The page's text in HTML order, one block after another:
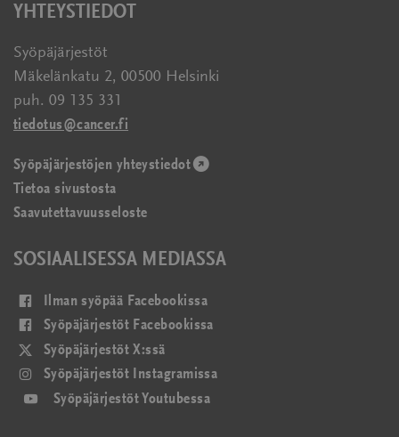
YHTEYSTIEDOT
Syöpäjärjestöt
Mäkelänkatu 2, 00500 Helsinki
puh. 09 135 331
tiedotus@cancer.fi
Syöpäjärjestöjen yhteystiedot(avautuu
Tietoa sivustosta
Saavutettavuusseloste
SOSIAALISESSA MEDIASSA
Ilman syöpää Facebookissa(avautuu
uudessa
Syöpäjärjestöt Facebookissa
ikkunassa)
Syöpäjärjestöt X:ssä
uudessa
ikkunassa)
Syöpäjärjestöt Instagramissa
Syöpäjärjestöt Youtubessa(avautuu